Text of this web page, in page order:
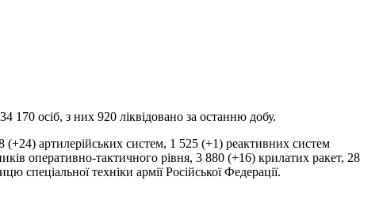
170 осіб, з них 920 ліквідовано за останню добу.
оперативно-тактичного рівня, 3 880 (+16) крилатих ракет, 28
спеціальної техніки армії Російської Федерації.